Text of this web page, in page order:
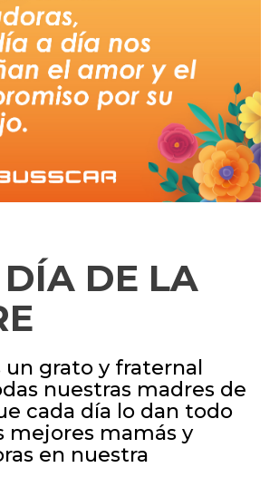
DE LA
un grato y fraternal
nuestras madres de
cada día lo dan todo
mejores mamás y
en nuestra